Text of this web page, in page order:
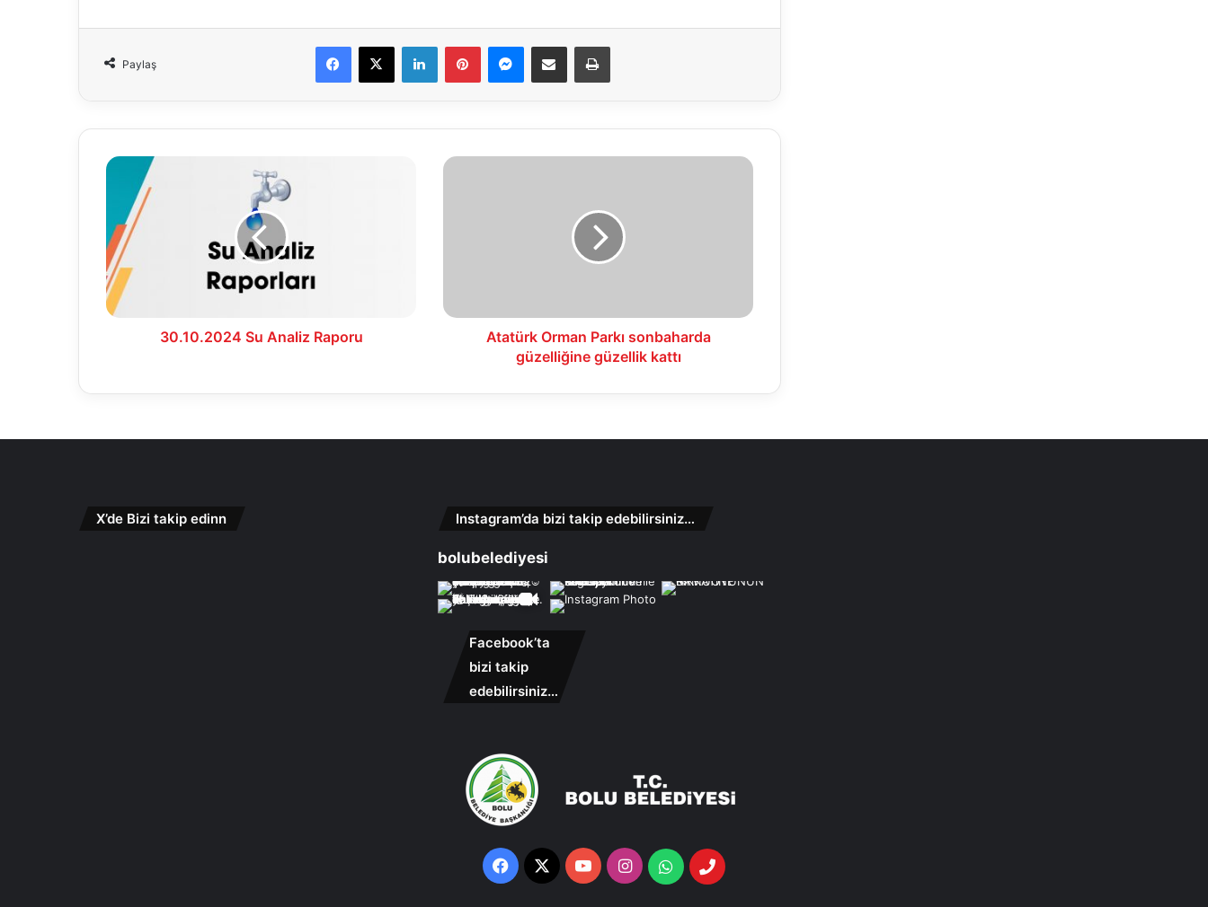
Paylaş
Facebook
X LinkedInPinterestMessenger
E-Mail ile paylaş Yazdır
30.10.2024
Analiz
Raporu
30.10.2024 Su Analiz Raporu
Atatürk
Atatürk Orman Parkı sonbaharda
güzelliğine güzellik kattı
X’de Bizi takip edinn Instagram’da bizi takip edebilirsiniz…
bolubelediyesi
Facebook’ta
bizi takip
edebilirsiniz…
Facebook
X YouTubeInstagramWhatsappTelefon